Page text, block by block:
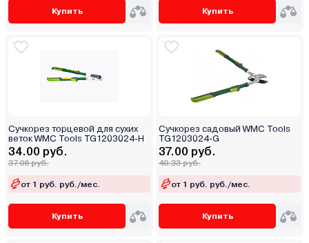
Купить Купить
Сучкорез торцевой для сухих
веток WMC Tools TG1203024-H
34.00 руб.
37.06 руб.
от 1 руб. руб./мес.
Купить
Сучкорез садовый WMC Tools
TG1203024-G
37.00 руб.
40.33 руб.
от 1 руб. руб./мес.
Купить